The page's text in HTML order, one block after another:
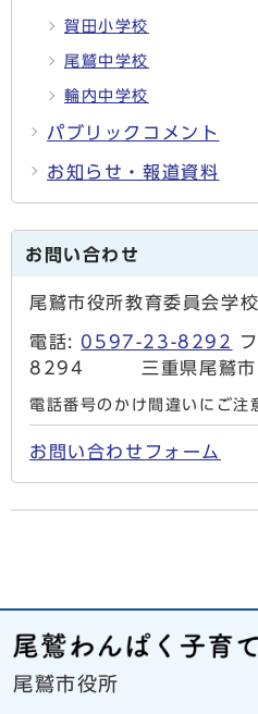
賀田小学校
尾鷲中学校
輪内中学校
パブリックコメント
お知らせ・報道資料
お問い合わせ
尾鷲市役所教育委員会学
電話: 0597-23-8292
8294 三重県尾鷲市
電話番号のかけ間違いにご注
お問い合わせフォーム
尾鷲市役所